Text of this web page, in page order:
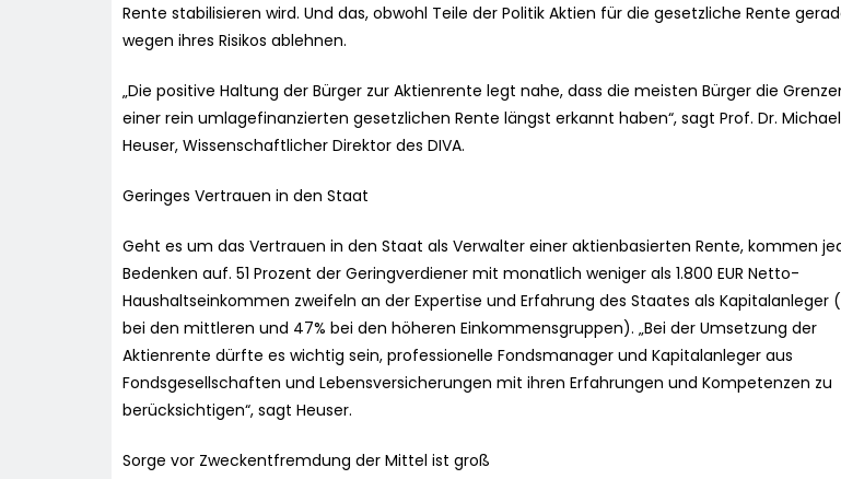
Rente stabilisieren wird. Und das, obwohl Teile der Politik Aktien für die gesetzliche Rente
wegen ihres Risikos ablehnen.
„Die positive Haltung der Bürger zur Aktienrente legt nahe, dass die meisten Bürger die
einer rein umlagefinanzierten gesetzlichen Rente längst erkannt haben“, sagt Prof. Dr. Michael
Heuser, Wissenschaftlicher Direktor des DIVA.
Geringes Vertrauen in den Staat
Geht es um das Vertrauen in den Staat als Verwalter einer aktienbasierten Rente, kommen
Bedenken auf. 51 Prozent der Geringverdiener mit monatlich weniger als 1.800 EUR Netto-
Haushaltseinkommen zweifeln an der Expertise und Erfahrung des Staates als Kapitalanleger
bei den mittleren und 47% bei den höheren Einkommensgruppen). „Bei der Umsetzung der
Aktienrente dürfte es wichtig sein, professionelle Fondsmanager und Kapitalanleger aus
Fondsgesellschaften und Lebensversicherungen mit ihren Erfahrungen und Kompetenzen zu
berücksichtigen“, sagt Heuser.
Sorge vor Zweckentfremdung der Mittel ist groß